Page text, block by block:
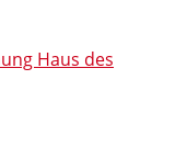
Haus des